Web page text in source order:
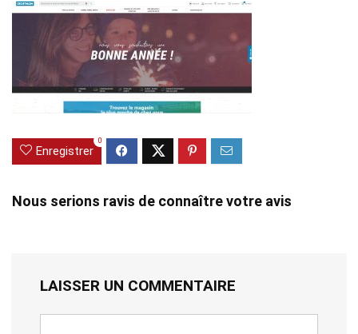
Enregistrer
0
Nous serions ravis de connaître votre avis
LAISSER UN COMMENTAIRE